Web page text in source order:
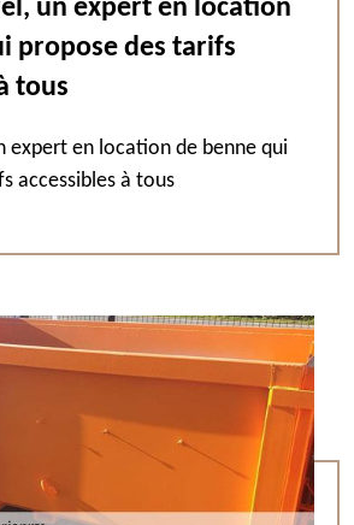
un expert en location
propose des tarifs
tous
expert en location de benne qui
accessibles à tous